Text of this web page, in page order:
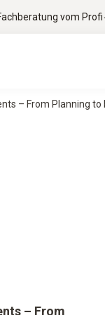
vom Profi
– From Planning to
– From